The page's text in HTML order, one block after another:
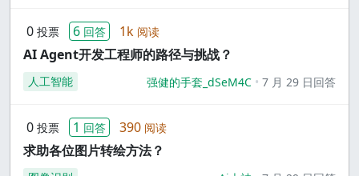
0 投票 6 回答 1k 阅读
AI Agent开发工程师的路径与挑战？
人工智能 强健的手套_dSeM4C 7 月 29 日回答
0 投票 1 回答 390 阅读
求助各位图片转绘方法？